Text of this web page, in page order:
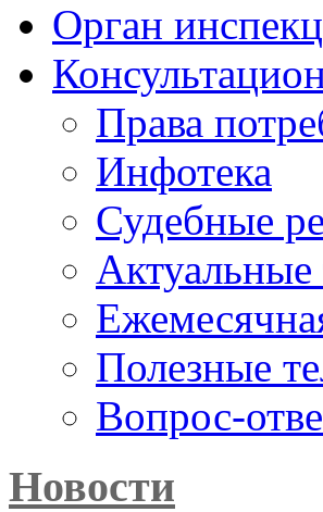
Орган
Права
Инфотека
Судебные
Полезные
Вопрос-
Новости